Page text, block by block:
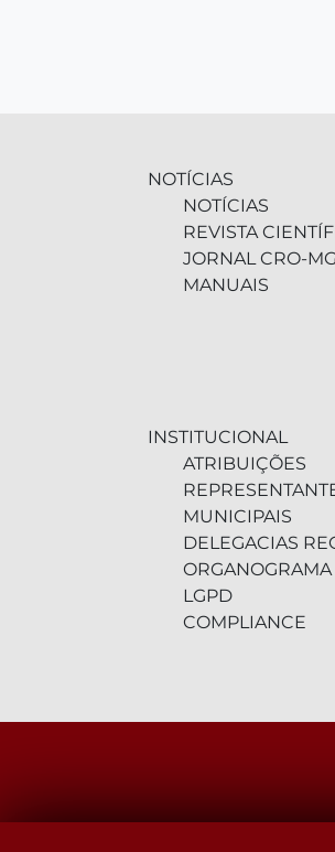
NOTÍCIAS
NOTÍCIAS
REVISTA
JORNAL CRO-
MANUAIS
INSTITUCIONAL
ATRIBUIÇÕES
MUNICIPAIS
DELEGACIAS
ORGANOGRAMA
LGPD
COMPLIANCE